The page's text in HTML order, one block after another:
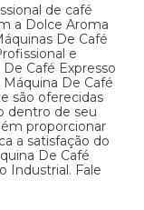
de café
a Dolce Aroma
De Café
e
Café Expresso
De Café
são oferecidas
dentro de seu
proporcionar
a satisfação do
De Café
Industrial. Fale